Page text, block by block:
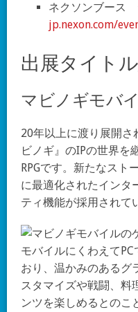
ネクソンブース
jp.nexon.com/
出展タイト
マビノギモバ
20年以上に渡り展開さ
ビノギ』のIPの世界を
RPGです。新たなスト
に最適化されたインタ
ティ機能が採用されて
モバイルにくわえて
おり、温かみのあるグ
スタマイズや戦闘、料
ンツを楽しめるとのこ